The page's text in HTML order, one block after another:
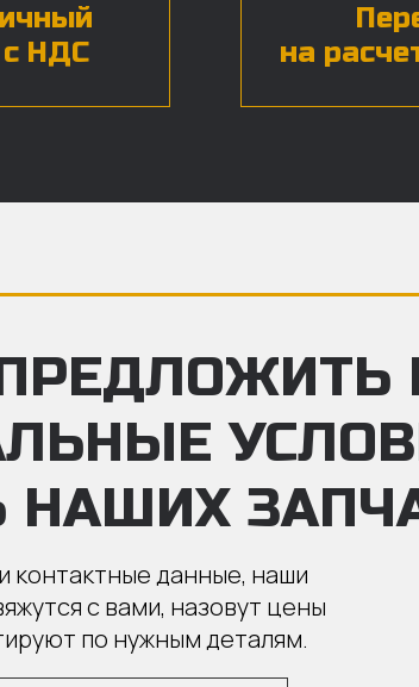
с НДС
на
НАШИХ
контактные данные, наши
с вами, назовут цены
по нужным деталям.